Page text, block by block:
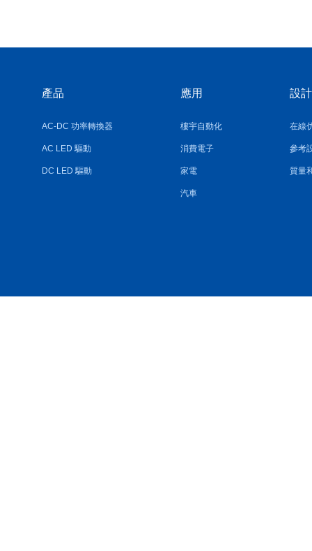
產品
AC-DC 功率轉換器
AC LED 驅動
DC LED 驅動
應用
樓宇自動化
消費電子
家電
汽車
設
在線
參考
質量